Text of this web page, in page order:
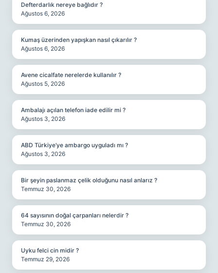
Defterdarlık nereye bağlıdır ?
Ağustos 6, 2026
Kumaş üzerinden yapışkan nasıl çıkarılır ?
Ağustos 6, 2026
Avene cicalfate nerelerde kullanılır ?
Ağustos 5, 2026
Ambalajı açılan telefon iade edilir mi ?
Ağustos 3, 2026
ABD Türkiye’ye ambargo uyguladı mı ?
Ağustos 3, 2026
Bir şeyin paslanmaz çelik olduğunu nasıl anlarız ?
Temmuz 30, 2026
64 sayısının doğal çarpanları nelerdir ?
Temmuz 30, 2026
Uyku felci cin midir ?
Temmuz 29, 2026